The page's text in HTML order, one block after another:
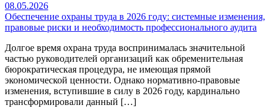
08.05.2026
Обеспечение охраны труда в 2026 году: системные изменения,
правовые риски и необходимость профессионального аудита
Долгое время охрана труда воспринималась значительной
частью руководителей организаций как обременительная
бюрократическая процедура, не имеющая прямой
экономической ценности. Однако нормативно-правовые
изменения, вступившие в силу в 2026 году, кардинально
трансформировали данный […]